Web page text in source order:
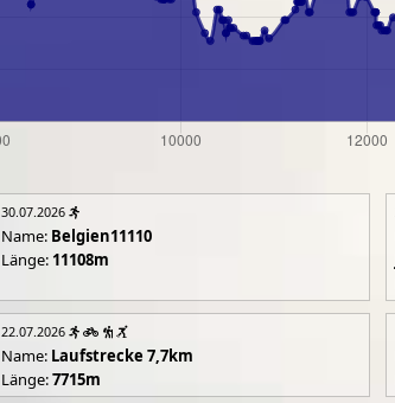
30.07.2026
Name: Belgien11110
Länge: 11108m
22.07.2026
Name: Laufstrecke 7,7km
Länge:7715m